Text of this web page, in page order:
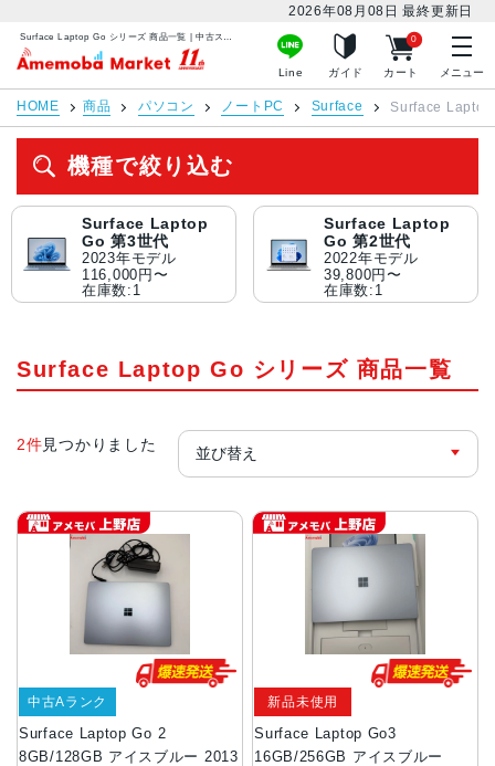
2026年08月08日 最終更新日
アメモバマーケット
Line ガイド カート
0
メニュー
HOME 商品 パソコン ノートPC Surface Surface Laptop
機種で絞り込む
Surface Laptop
Go 第3世代
2023年モデル
116,000円〜
在庫数:1
Surface Laptop
Go 第2世代
2022年モデル
39,800円〜
在庫数:1
Surface Laptop Go シリーズ 商品一覧
2件見つかりました
Surface Laptop Go 2
8GB/128GB アイスブルー 2013
中古Aランク
Surface Laptop Go3
16GB/256GB アイスブルー
新品未使用